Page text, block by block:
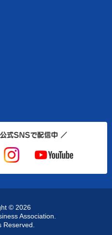
© 2026
Association.
Reserved.